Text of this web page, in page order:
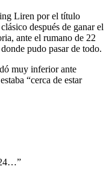
Liren por el título
después de ganar el
ante el rumano de 22
pudo pasar de todo.
muy inferior ante
“cerca de estar